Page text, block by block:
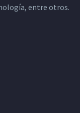
entre otros.